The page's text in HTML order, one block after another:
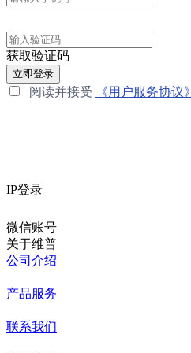
获取验证码
立即登录
阅读并接受 《用户服务协议》
IP登录
微信账号
关于维普
公司介绍
产品服务
联系我们